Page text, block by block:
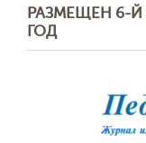
РАЗМЕЩЕН 6-Й
ГОД